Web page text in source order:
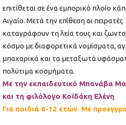
επιτίθεται σε ένα εμπορικό πλοίο
Αιγαίο. Μετά την επίθεση οι πειρατές
καταγράφουν τη λεία τους και
κόσμο με διαφορετικά νομίσματα,
μπαχαρικά και τα μεταξωτά
πολύτιμα κοσμήματα.
Με την εκπαιδευτικό Μπανάβα
και τη φιλόλογο Κοϊδάκη Ελένη
Για παιδιά 6-12 ετών. Με